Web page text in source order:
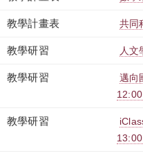
教學計畫表 共同
教學研習 人
教學研習
邁向
教學研習